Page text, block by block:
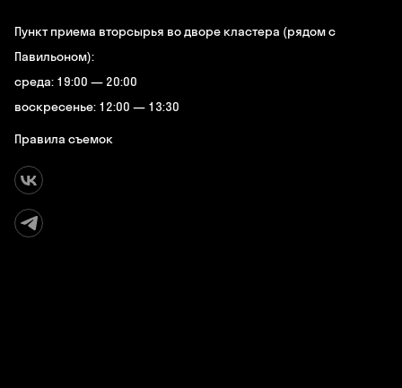
Пункт приема вторсырья во дворе кластера (рядом с
Павильоном):
среда: 19:00 — 20:00
воскресенье: 12:00 — 13:30
Правила съемок